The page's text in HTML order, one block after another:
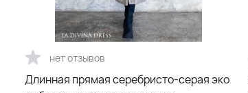
нет отзывов
Длинная прямая серебристо-серая эко